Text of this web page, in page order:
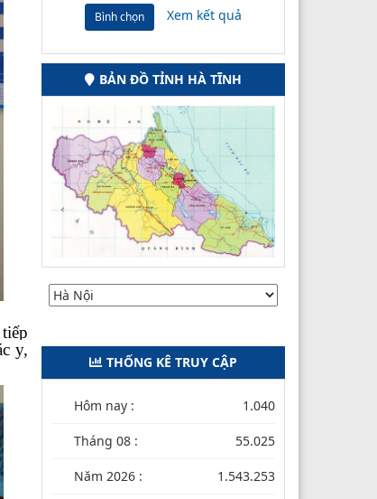
y,
Bình chọn Xem kết quả
BẢN ĐỒ TỈNH HÀ TĨNH
THỐNG KÊ TRUY CẬP
Hôm nay : 1.040
Tháng 08 : 55.025
Năm 2026 : 1.543.253